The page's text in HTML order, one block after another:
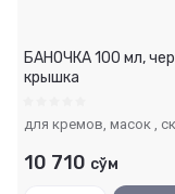
БАНОЧКА 100 мл,
крышка
для кремов, масок ,
10 710 сўм